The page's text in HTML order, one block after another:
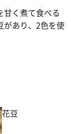
甘く煮て食べる
があり、2色を使
花豆